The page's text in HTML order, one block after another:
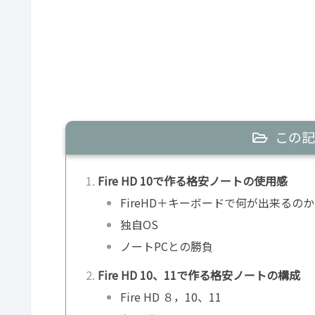
この
Fire HD 10で作る格安ノートの使用感
FireHD＋キーボードで何が出来るのか
独自OS
ノートPCとの勝負
Fire HD 10、11で作る格安ノートの構成
Fire HD ８，10、11